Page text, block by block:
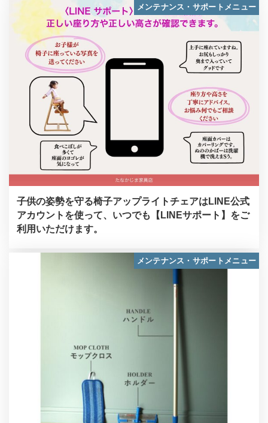
メンテナンス・サポートメニュー
子供の姿勢を守る椅子アップライトチェアはLINE公式
アカウントを使って、いつでも【LINEサポート】をご
利用いただけます。
メンテナンス・サポートメニュー